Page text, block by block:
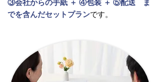
③会社からの手紙 ＋ ④包装 ＋ ⑤配送 ま
でを含んだセットプラン​です。